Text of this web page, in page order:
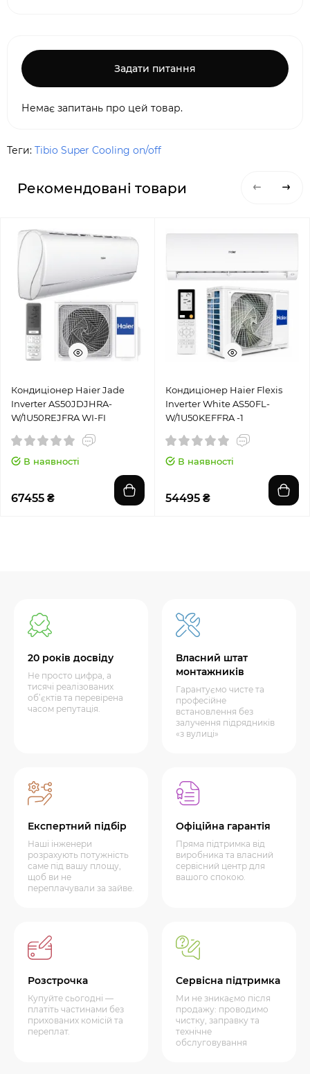
Задати питання
Немає запитань про цей товар.
Теги: Tibio Super Cooling on/off
Рекомендовані товари
Кондиціонер Haier Jade
Inverter AS50JDJHRA-
W/1U50REJFRA WI-FI
В наявності
67455 ₴
Кондиціонер Haier Flexis
Inverter White AS50FL-
W/1U50KEFFRA -1
В наявності
54495 ₴
20 років досвіду
Не просто цифра, а
тисячі реалізованих
об’єктів та перевірена
часом репутація.
Власний штат
монтажників
Гарантуємо чисте та
професійне
встановлення без
залучення підрядників
«з вулиці»
Експертний підбір
Наші інженери
розрахують потужність
саме під вашу площу,
щоб ви не
переплачували за зайве.
Офіційна гарантія
Пряма підтримка від
виробника та власний
сервісний центр для
вашого спокою.
Розстрочка
Купуйте сьогодні —
платіть частинами без
прихованих комісій та
переплат.
Сервісна підтримка
Ми не зникаємо після
продажу: проводимо
чистку, заправку та
технічне
обслуговування